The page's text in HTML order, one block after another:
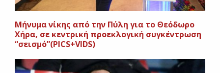
Μήνυμα νίκης από την Πύλη για το Θεόδωρο
Χήρα, σε κεντρική προεκλογική συγκέντρωση
“σεισμό”(PICS+VIDS)